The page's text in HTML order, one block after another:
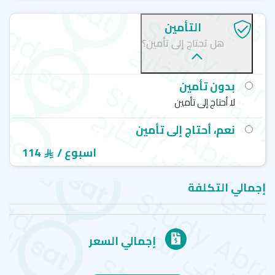
التأمين
هل تحتاج إلى تأمين؟
بدون تأمين
لا أحتاج إلى تأمين
نعم، أحتاج إلى تأمين
114
/ اسبوع
إجمالي التكلفة
إجمالي السعر